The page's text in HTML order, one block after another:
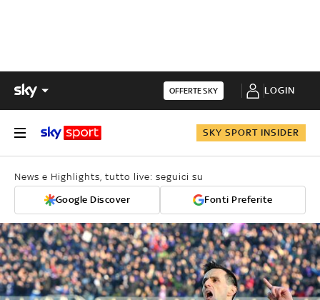
OFFERTE SKY LOGIN
SKY SPORT INSIDER
News e Highlights, tutto live: seguici su
Google Discover Fonti Preferite